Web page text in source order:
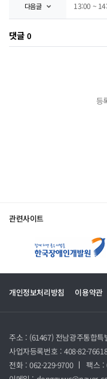
다음글 13:00 ~
댓글 0
등
관련사이트
개인정보처리방침 이용약관
주소 : (61467) 전남광주통합
사업자등록번호 : 408-82-
전화 : 062-229-9700
팩스 :